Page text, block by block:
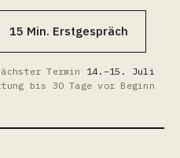
15 Min. Erstgespräch
Termin 14.–15. Juli
bis 30 Tage vor Beginn